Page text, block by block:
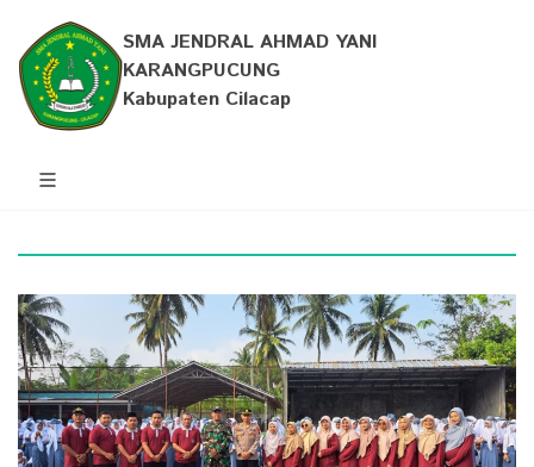
SMA JENDRAL AHMAD YANI
KARANGPUCUNG
Kabupaten Cilacap